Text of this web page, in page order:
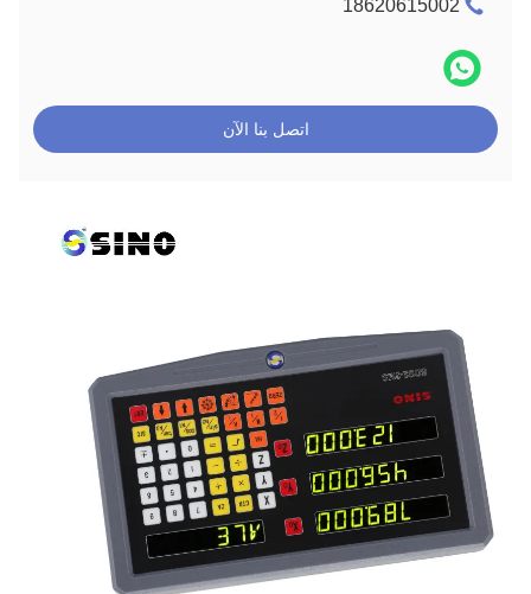
18620615002
اتصل بنا الآن